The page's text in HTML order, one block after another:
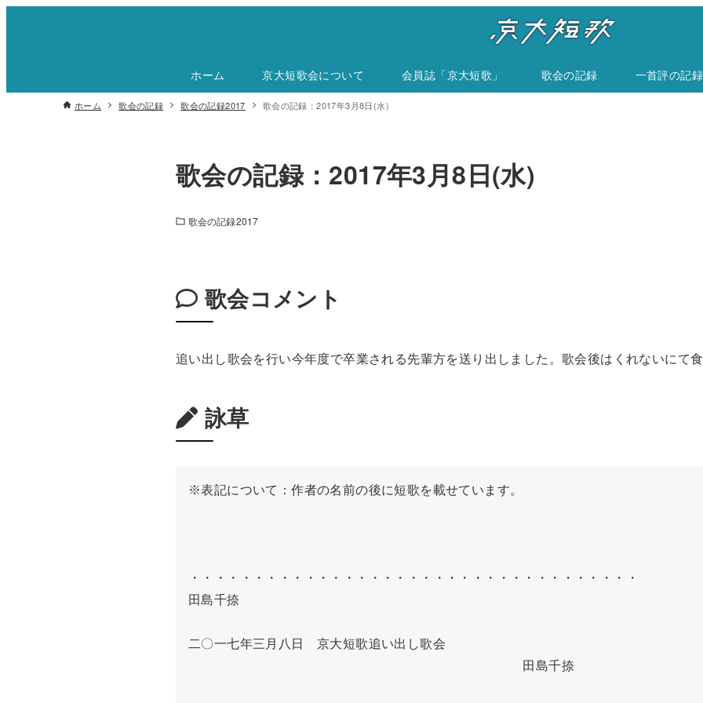
ホーム 京大短歌会について 会員誌「京大短歌」 歌会の記録 一首評の記録
ホーム 歌会の記録 歌会の記録2017 歌会の記録：2017年3月8日(水)
歌会の記録：2017年3月8日(水)
歌会の記録2017
歌会コメント
追い出し歌会を行い今年度で卒業される先輩方を送り出しました。歌会後はくれないにて食
詠草
※表記について：作者の名前の後に短歌を載せています。
・・・・・・・・・・・・・・・・・・・・・・・・・・・・・・・・・・・
田島千捺
二〇一七年三月八日　京大短歌追い出し歌会
田島千捺